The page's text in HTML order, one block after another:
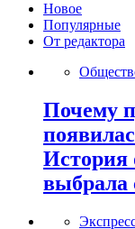
Новое
Популярные
От редактора
Почему
История
выбрала